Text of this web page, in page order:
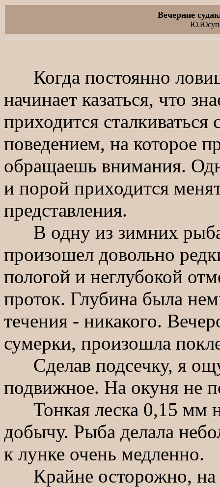
Вечерние
Когда постоянно
начинает казаться, что
приходится
поведением, на которое
обращаешь внимания.
и порой приходится
представления.
В одну из зимних
произошел довольно
пологой и неглубокой
проток. Глубина была
течения - никакого.
сумерки, произошла
Сделав подсечку, я
подвижное. На окуня не
Тонкая леска 0,15 мм
добычу. Рыба делала
к лунке очень медленно.
Крайне осторожно, на